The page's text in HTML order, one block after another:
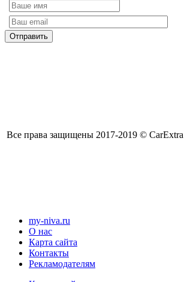
Все права защищены 2017-2019 © CarExtra
my-niva.ru
О нас
Карта сайта
Контакты
Рекламодателям